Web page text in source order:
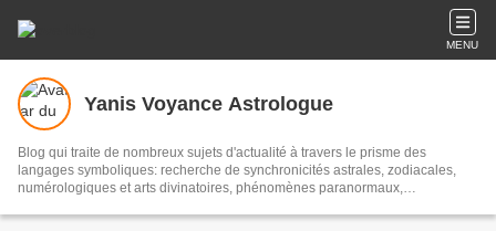
MENU
Yanis Voyance Astrologue
Blog qui traite de nombreux sujets d'actualité à travers le prisme des
langages symboliques: recherche de synchronicités astrales, zodiacales,
numérologiques et arts divinatoires, phénomènes paranormaux,